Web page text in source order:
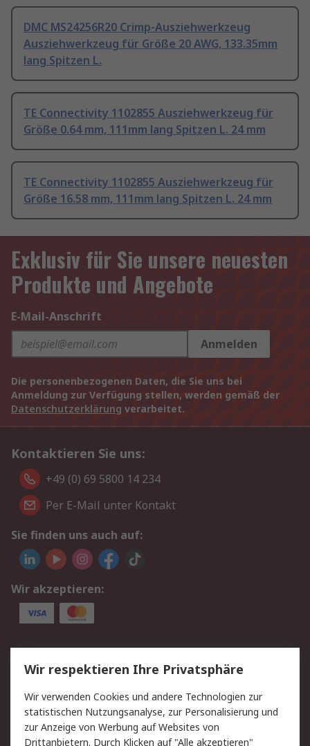
DMC MS24256R20 Crimp-Ausziehwerkzeug
Ausziehwerkzeug für Größe 20 AWG, 133.35mm
lang Spitzen L.
TE Connectivity 1102855 Ausziehwerkzeug für
Größe 0.64 mm, 111mm lang Spitzen L. 24 mm
TE Connectivity 1102855 Ausziehwerkzeug für
Größe 16.58 mm, 111mm lang Spitzen L. 24 mm
Exklusiv für Sie unsere neuesten
Produkte und Angebote
E-Mail-Anschrift
Anmelden
Die personenbezogenen Daten, die Sie uns bei
Anmeldung zur Verfügung stellen, werden gemäß der
Datenschutzerklärung verarbeitet.
Kontaktieren Sie uns:
+49 (0) 69 5800 14 234
Per E-Mail unter Kontakt
Sie finden uns auch auf:
Wir akzeptieren:
Service
Value Added Services
Lieferlösungen
Rücksendungen
Kontakt
Hilfe
Privatkunden
Wir respektieren Ihre Privatsphäre
Wir verwenden Cookies und andere Technologien zur
statistischen Nutzungsanalyse, zur Personalisierung und
zur Anzeige von Werbung auf Websites von
Drittanbietern. Durch Klicken auf "Alle akzeptieren"